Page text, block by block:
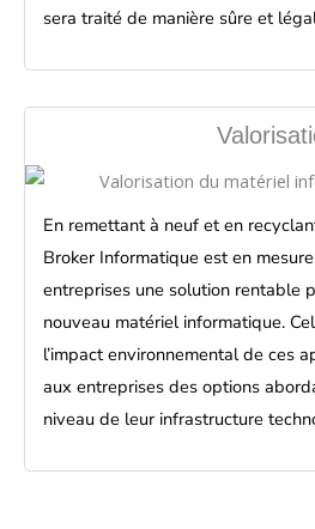
sera traité de manière sûre et
En remettant à neuf et en
Broker Informatique est en
entreprises une solution rentable
nouveau matériel informatique.
l’impact environnemental de ces
aux entreprises des options
niveau de leur infrastructure